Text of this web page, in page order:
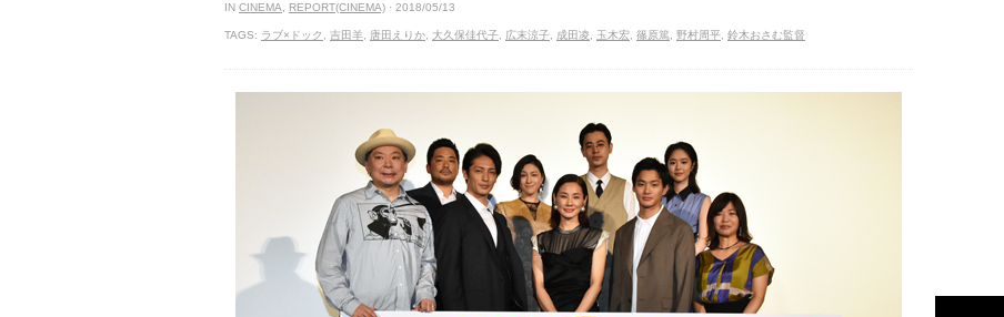
IN CINEMA REPORT(CINEMA) · 2018/05/13
TAGS: ラブ×ドック 吉田羊 唐田えりか 大久保佳代子 広末涼子 成田凌 玉木宏 篠原篤 野村周平 鈴木おさむ監督